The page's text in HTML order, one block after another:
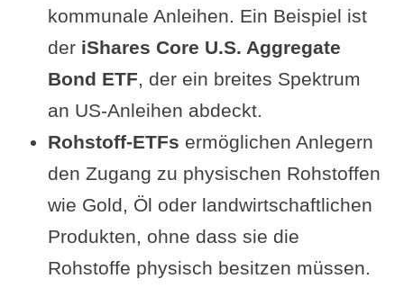
kommunale Anleihen. Ein Beispiel ist
der iShares Core U.S. Aggregate
Bond ETF, der ein breites Spektrum
an US-Anleihen abdeckt.
Rohstoff-ETFs ermöglichen Anlegern
den Zugang zu physischen Rohstoffen
wie Gold, Öl oder landwirtschaftlichen
Produkten, ohne dass sie die
Rohstoffe physisch besitzen müssen.